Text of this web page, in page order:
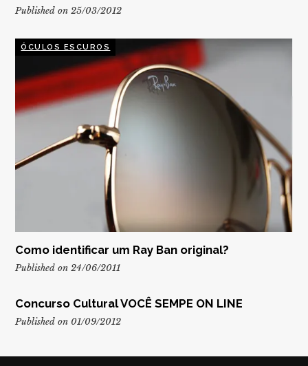
Published on 25/03/2012
ÓCULOS ESCUROS
Como identificar um Ray Ban original?
Published on 24/06/2011
Concurso Cultural VOCÊ SEMPE ON LINE
Published on 01/09/2012